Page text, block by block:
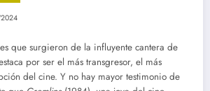
que surgieron de la influyente cantera de
por ser el más transgresor, el más
del cine. Y no hay mayor testimonio de